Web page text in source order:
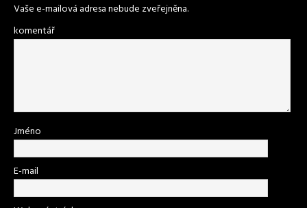
Vaše e-mailová adresa nebude zveřejněna.
komentář
Jméno
E-mail